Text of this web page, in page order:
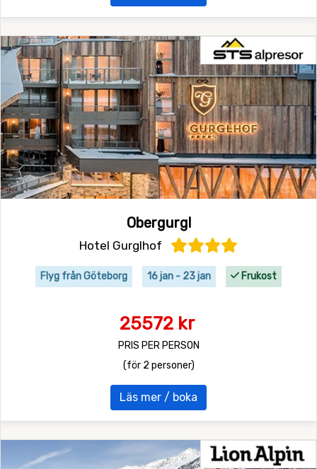
Obergurgl
Hotel Gurglhof
Flyg från Göteborg 16 jan - 23 jan Frukost
25572 kr
PRIS PER PERSON
(för 2 personer)
Läs mer / boka